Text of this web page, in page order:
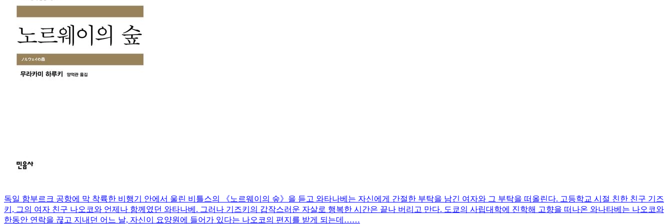
독일 함부르크 공항에 막 착륙한 비행기 안에서 울린 비틀스의 《노르웨이의 숲》을 듣고 와타나베는 자신에게 간절한 부탁을 남긴 여자와 그 부탁을 떠올린다. 고등학교 시절 친한 친구 기즈
키, 그의 여자 친구 나오코와 언제나 함께였던 와타나베. 그러나 기즈키의 갑작스러운 자살로 행복한 시간은 끝나 버리고 만다. 도쿄의 사립대학에 진학해 고향을 떠나온 와나타베는 나오코와
한동안 연락을 끊고 지내던 어느 날, 자신이 요양원에 들어가 있다는 나오코의 편지를 받게 되는데……